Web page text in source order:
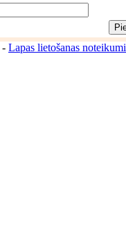
- Lapas lietošanas noteikumi